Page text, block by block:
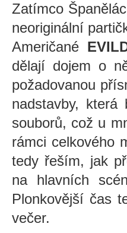
Zatímco
neoriginální
Američané
dělají dojem o
požadovanou
nadstavby,
souborů, což u
rámci celkového
tedy řeším, jak
na hlavních
Plonkovější čas
večer.